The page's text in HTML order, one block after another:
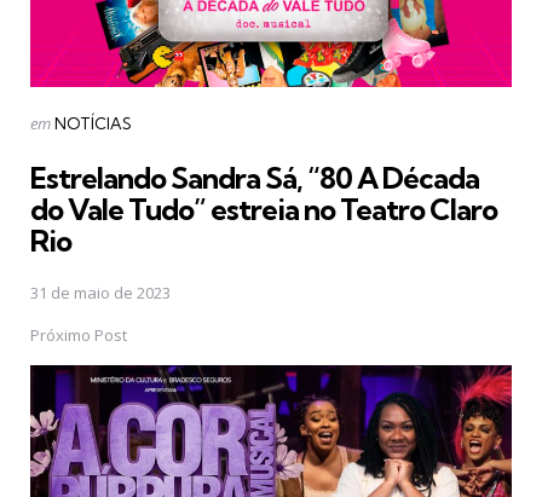
Postado
emNOTÍCIAS
Estrelando Sandra Sá, “80 A Década
do Vale Tudo” estreia no Teatro Claro
Rio
31 de maio de 2023
Próximo Post